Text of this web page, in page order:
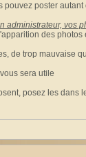
pouvez poster
administrateur, vos
des
de trop mauvaise
sera utile
posez les dans